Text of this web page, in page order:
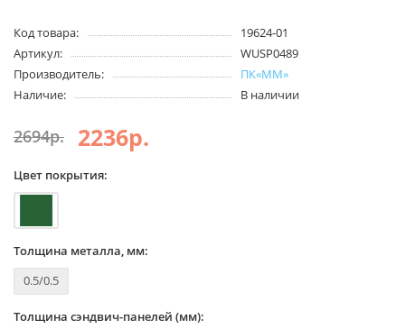
Код товара:
19624-01
Артикул:
WUSP0489
Производитель:
ПК«ММ»
Наличие:
В наличии
2694р. 2236р.
Цвет покрытия:
Толщина металла, мм:
0.5/0.5
Толщина сэндвич-панелей (мм):